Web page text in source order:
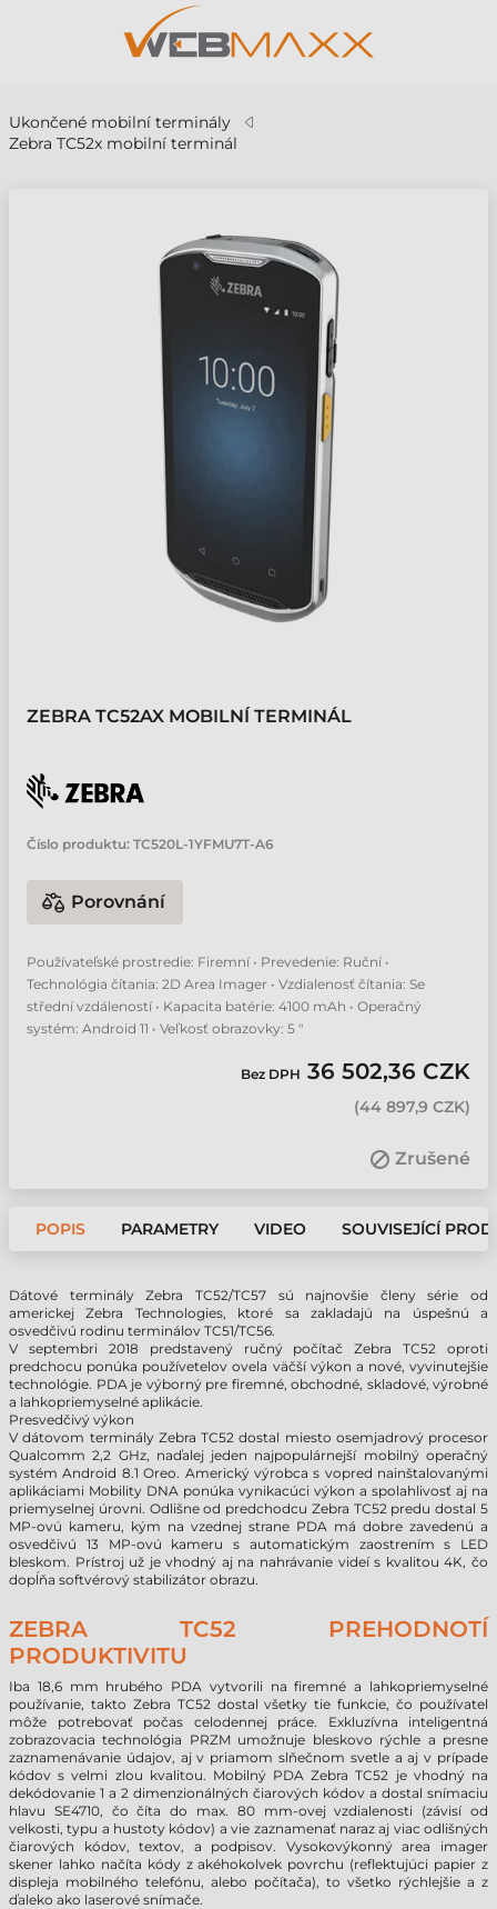
Ukončené mobilní terminály
Zebra TC52x mobilní terminál
ZEBRA TC52AX MOBILNÍ TERMINÁL
Číslo produktu: TC520L-1YFMU7T-A6
Porovnání
Používateľské prostredie: Firemní • Prevedenie: Ruční •
Technológia čítania: 2D Area Imager • Vzdialenosť čítania: Se
střední vzdáleností • Kapacita batérie: 4100 mAh • Operačný
systém: Android 11 • Veľkosť obrazovky: 5 "
Bez DPH 36 502,36 CZK
(44 897,9 CZK)
Zrušené
POPIS PARAMETRY VIDEO SOUVISEJÍCÍ
Dátové terminály Zebra TC52/TC57 sú najnovšie členy série od
americkej Zebra Technologies, ktoré sa zakladajú na úspešnú a
osvedčivú rodinu terminálov TC51/TC56.
V septembri 2018 predstavený ručný počítač Zebra TC52 oproti
predchocu ponúka používetelov ovela väčší výkon a nové, vyvinutejšie
technológie. PDA je výborný pre firemné, obchodné, skladové, výrobné
a lahkopriemyselné aplikácie.
Presvedčivý výkon
V dátovom terminály Zebra TC52 dostal miesto osemjadrový procesor
Qualcomm 2,2 GHz, naďalej jeden najpopulárnejší mobilný operačný
systém Android 8.1 Oreo. Americký výrobca s vopred nainštalovanými
aplikáciami Mobility DNA ponúka vynikacúci výkon a spolahlivosť aj na
priemyselnej úrovni. Odlišne od predchodcu Zebra TC52 predu dostal 5
MP-ovú kameru, kým na vzednej strane PDA má dobre zavedenú a
osvedčivú 13 MP-ovú kameru s automatickým zaostrením s LED
bleskom. Prístroj už je vhodný aj na nahrávanie videí s kvalitou 4K, čo
dopĺňa softvérový stabilizátor obrazu.
ZEBRA TC52 PREHODNOTÍ
PRODUKTIVITU
Iba 18,6 mm hrubého PDA vytvorili na firemné a lahkopriemyselné
používanie, takto Zebra TC52 dostal všetky tie funkcie, čo používatel
môže potrebovať počas celodennej práce. Exkluzívna inteligentná
zobrazovacia technológia PRZM umožnuje bleskovo rýchle a presne
zaznamenávanie údajov, aj v priamom slňečnom svetle a aj v prípade
kódov s velmi zlou kvalitou. Mobilný PDA Zebra TC52 je vhodný na
dekódovanie 1 a 2 dimenzionálných čiarových kódov a dostal snímaciu
hlavu SE4710, čo číta do max. 80 mm-ovej vzdialenosti (závisí od
velkosti, typu a hustoty kódov) a vie zaznamenať naraz aj viac odlišných
čiarových kódov, textov, a podpisov. Vysokovýkonný area imager
skener lahko načíta kódy z akéhokolvek povrchu (reflektujúci papier z
displeja mobilného telefónu, alebo počítača), to všetko rýchlejšie a z
ďaleko ako laserové snímače.